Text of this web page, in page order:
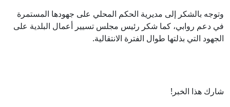
وتوجه بالشكر إلى مديرية الحكم المحلي على جهودها المستمرة
في دعم روابي، كما شكر رئيس مجلس تسيير أعمال البلدية على
الجهود التي بذلتها طوال الفترة الانتقالية.
شارك هذا الخبر!